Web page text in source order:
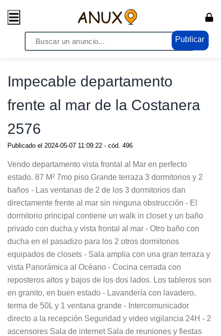
Publicar
/ Propiedades - Inmuebles / Casas - VENTA
Impecable departamento
frente al mar de la Costanera
2576
Publicado el 2024-05-07 11:09:22 - cód. 496
Vendo departamento vista frontal al Mar en perfecto
estado. 87 M² 7mo piso Grande terraza 3 dormitorios y 2
baños - Las ventanas de 2 de los 3 dormitorios dan
directamente frente al mar sin ninguna obstrucción - El
dormitorio principal contiene un walk in closet y un baño
privado con ducha.y vista frontal al mar - Otro baño con
ducha en el pasadizo para los 2 otros dormitorios
equipados de closets - Sala amplia con una gran terraza y
vista Panorámica al Océano - Cocina cerrada con
reposteros altos y bajos de los dos lados. Los tableros son
en granito, en buen estado - Lavandería con lavadero,
terma de 50L y 1 ventana grande - Intercomunicador
directo a la recepción Seguridad y video vigilancia 24H - 2
ascensores Sala de internet Sala de reuniones y fiestas